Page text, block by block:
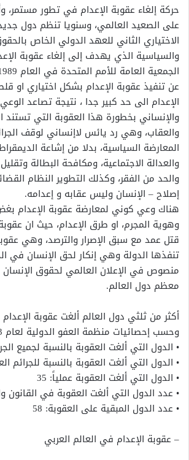
حركة إلغاء عقوبة الإعدام في تطور مستمر،
على الصعيد العالمي، وسنويا تنظم دول
الاختياري الثاني للعهد الدولي الخاص
والسياسية الذي يهدف إلى إلغاء عقوبة
عن تنفيذ عقوبة الإعدام بشكل اختياري او
الإعدام الى حد كبير جدا ، نتيجة تصاعد
والإنساني بخطورة هذا العقوبة التي تستند
والعقاب، وهي رد يائس لاإنساني لوقف
المعارضة السياسية، بدلا من إشاعة
والعدالة الاجتماعية، ومكافحة البطالة
والحد من الفقر، وكذلك التطوير النظام
إصلاح – الإنسان وليس عقابه و إعدامه.
هناك وعي كوني لمعارضة عقوبة الإعدام
وهوية المجرم، او طرق الإعدام، حيث ان
قتل عمد مع سبق الإصرار والترصد، وهي
تنفذها الدولة وهي إنكار لحق الإنسان في
منصوص في الإعلان العالمي لحقوق
معظم دول العالم.
أكثر من ثلثي دول العالم ألغت عقوبة
وحسب إحصائيات منظمة العفو الدولية لعام 2013:
• الدول التي ألغت العقوبة بالنسبة لجميع
• الدول التي ألغت العقوبة بالنسبة للجرائم
• الدول التي ألغت العقوبة عملياً: 35
• عدد الدول التي ألغت العقوبة في القانون
• عدد الدول المبقية على العقوبة: 58
– عقوبة الإعدام في العالم العربي